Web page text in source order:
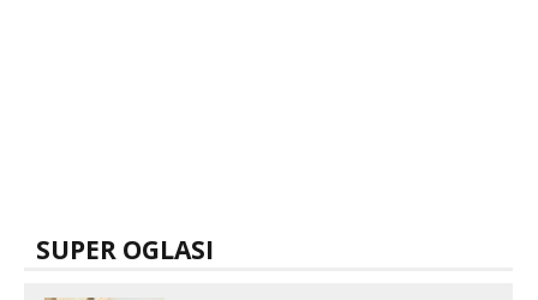
SUPER OGLASI